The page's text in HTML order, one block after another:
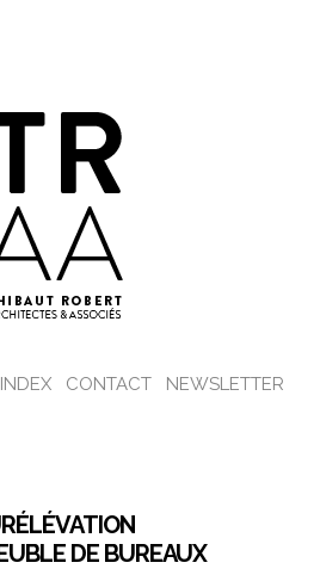
INDEX CONTACT NEWSLETTER
DE BUREAUX